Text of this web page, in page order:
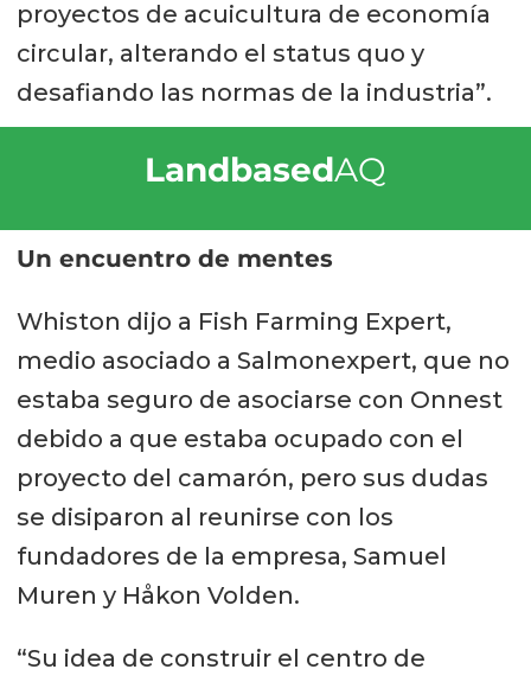
proyectos de acuicultura de economía
circular, alterando el status quo y
desafiando las normas de la industria”.
LandbasedAQ
Un encuentro de mentes
Whiston dijo a Fish Farming Expert,
medio asociado a Salmonexpert, que no
estaba seguro de asociarse con Onnest
debido a que estaba ocupado con el
proyecto del camarón, pero sus dudas
se disiparon al reunirse con los
fundadores de la empresa, Samuel
Muren y Håkon Volden.
“Su idea de construir el centro de